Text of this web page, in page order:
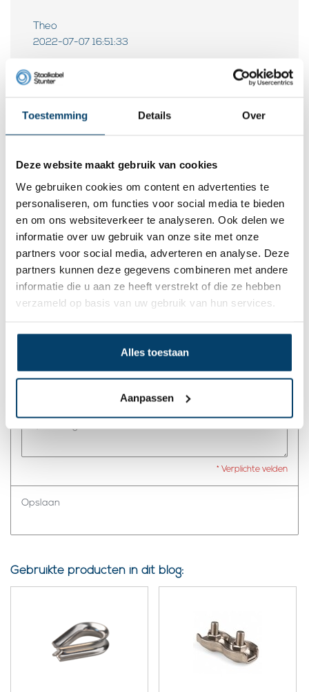
Toestemming Details Over
Deze website maakt gebruik van cookies
We gebruiken cookies om content en advertenties te
personaliseren, om functies voor social media te bieden
en om ons websiteverkeer te analyseren. Ook delen we
informatie over uw gebruik van onze site met onze
partners voor social media, adverteren en analyse. Deze
partners kunnen deze gegevens combineren met andere
informatie die u aan ze heeft verstrekt of die ze hebben
verzameld op basis van uw gebruik van hun services.
Alles toestaan
Aanpassen
Theo
2022-07-07 16:51:33
Mark van harte gefeliciteerd met de prijs veel
klusplezier
Wees de eerste om te reageren...
Laat een reactie achter
Naam:*
E-mail:*
* Verplichte velden
Opslaan
Gebruikte producten in dit blog: